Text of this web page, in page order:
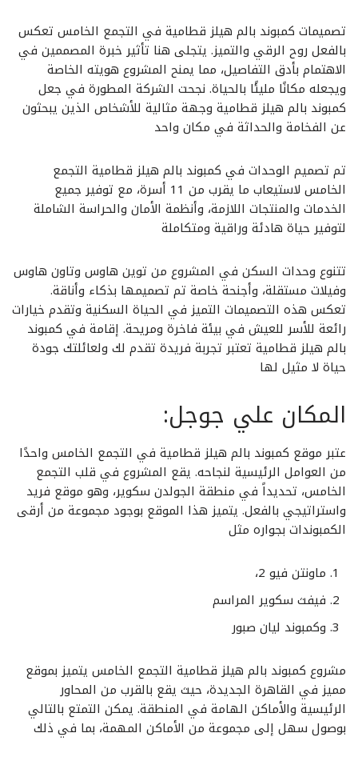
تصميمات كمبوند بالم هيلز قطامية في التجمع الخامس تعكس
بالفعل روح الرقي والتميز. يتجلى هنا تأثير خبرة المصممين في
الاهتمام بأدق التفاصيل، مما يمنح المشروع هويته الخاصة
ويجعله مكانًا مليئًا بالحياة. نجحت الشركة المطورة في جعل
كمبوند بالم هيلز قطامية وجهة مثالية للأشخاص الذين يبحثون
عن الفخامة والحداثة في مكان واحد
تم تصميم الوحدات في كمبوند بالم هيلز قطامية التجمع
الخامس لاستيعاب ما يقرب من 11 أسرة، مع توفير جميع
الخدمات والمنتجات اللازمة، وأنظمة الأمان والحراسة الشاملة
لتوفير حياة هادئة وراقية ومتكاملة
تتنوع وحدات السكن في المشروع من توين هاوس وتاون هاوس
وفيلات مستقلة، وأجنحة خاصة تم تصميمها بذكاء وأناقة.
تعكس هذه التصميمات التميز في الحياة السكنية وتقدم خيارات
رائعة للأسر للعيش في بيئة فاخرة ومريحة. إقامة في كمبوند
بالم هيلز قطامية تعتبر تجربة فريدة تقدم لك ولعائلتك جودة
حياة لا مثيل لها
المكان علي جوجل:
عتبر موقع كمبوند بالم هيلز قطامية في التجمع الخامس واحدًا
من العوامل الرئيسية لنجاحه. يقع المشروع في قلب التجمع
الخامس، تحديداً في منطقة الجولدن سكوير، وهو موقع فريد
واستراتيجي بالفعل. يتميز هذا الموقع بوجود مجموعة من أرقى
الكمبوندات بجواره مثل
ماونتن فيو 2،
فيفث سكوير المراسم
وكمبوند ليان صبور
مشروع كمبوند بالم هيلز قطامية التجمع الخامس يتميز بموقع
مميز في القاهرة الجديدة، حيث يقع بالقرب من المحاور
الرئيسية والأماكن الهامة في المنطقة. يمكن التمتع بالتالي
بوصول سهل إلى مجموعة من الأماكن المهمة، بما في ذلك